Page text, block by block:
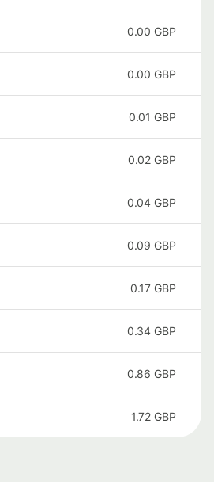
0.00 GBP
0.00 GBP
0.01 GBP
0.02 GBP
0.04 GBP
0.09 GBP
0.17 GBP
0.34 GBP
0.86 GBP
1.72 GBP